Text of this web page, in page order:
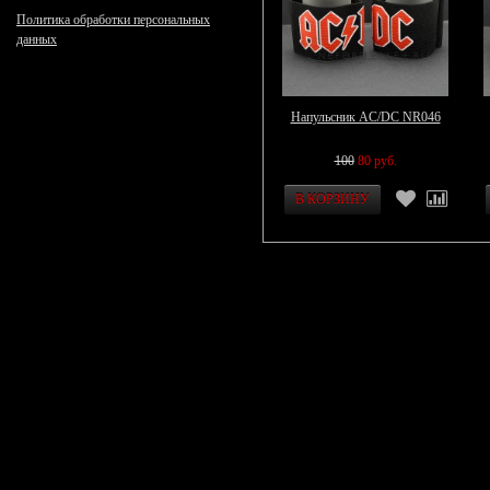
Политика обработки персональных
данных
Напульсник AC/DC NR046
100 80 руб.